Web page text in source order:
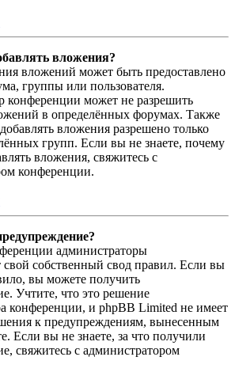
вложения?
вложений может быть предоставлено
группы или пользователя.
конференции может не разрешить
в определённых форумах. Также
вложения разрешено только
групп. Если вы не знаете, почему
вложения, свяжитесь с
конференции.
администраторы
свой собственный свод правил. Если вы
вы можете получить
Учтите, что это решение
конференции, и phpBB Limited не имеет
к предупреждениям, вынесенным
Если вы не знаете, за что получили
свяжитесь с администратором